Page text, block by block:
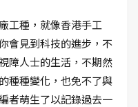
工種，就像香港手工
會見到科技的進步，不
障人士的生活，不期然
種種變化，也免不了與
者萌生了以記錄過去一